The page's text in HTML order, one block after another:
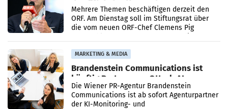
Mehrere Themen beschäftigen derzeit den
ORF. Am Dienstag soll im Stiftungsrat über
die vom neuen ORF-Chef Clemens Pig
MARKETING & MEDIA
Brandenstein Communications ist
künftig Partner von OtterlyAI
Die Wiener PR-Agentur Brandenstein
Communications ist ab sofort Agenturpartner
der KI-Monitoring- und